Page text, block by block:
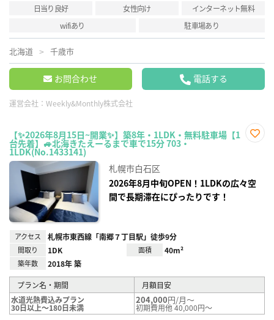
日当り良好 女性向け
インターネット無料
wifiあり
駐車場あり
北海道 千歳市
お問合わせ 電話する
運営会社： Weekly&Monthly株式会社
【✨2026年8月15日~開業✨】築8年・1LDK・無料駐車場【1
台先着】🚙北海きたえーるまで車で15分 703・
1LDK(No.1433141)
札幌市白石区
2026年8月中旬OPEN！1LDKの広々空
間で長期滞在にぴったりです！
アクセス 札幌市東西線「南郷７丁目駅」徒歩9分
間取り 1DK 面積 40m²
築年数 2018年 築
プラン名・期間
月額目安
水道光熱費込みプラン
30日以上～180日未満
204,000円/月～
初期費用他 40,000円～